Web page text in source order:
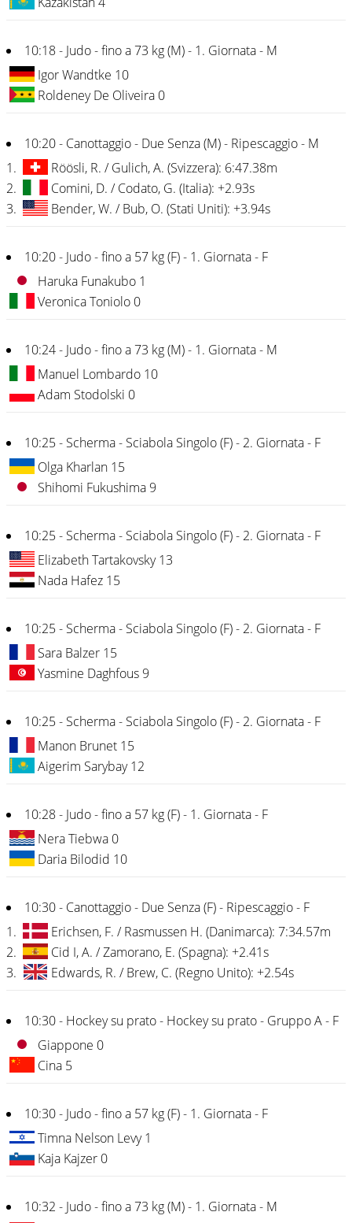
10:18 - Judo - fino a 73 kg (M) - 1. Giornata - M
Igor Wandtke 10
Roldeney De Oliveira 0
10:20 - Canottaggio - Due Senza (M) - Ripescaggio - M
1.
Röösli, R. / Gulich, A. (Svizzera): 6:47.38m
2.
Comini, D. / Codato, G. (Italia): +2.93s
3.
Bender, W. / Bub, O. (Stati Uniti): +3.94s
10:20 - Judo - fino a 57 kg (F) - 1. Giornata - F
Haruka Funakubo 1
Veronica Toniolo 0
10:24 - Judo - fino a 73 kg (M) - 1. Giornata - M
Manuel Lombardo 10
Adam Stodolski 0
10:25 - Scherma - Sciabola Singolo (F) - 2. Giornata - F
Olga Kharlan 15
Shihomi Fukushima 9
10:25 - Scherma - Sciabola Singolo (F) - 2. Giornata - F
Elizabeth Tartakovsky 13
Nada Hafez 15
10:25 - Scherma - Sciabola Singolo (F) - 2. Giornata - F
Sara Balzer 15
Yasmine Daghfous 9
10:25 - Scherma - Sciabola Singolo (F) - 2. Giornata - F
Manon Brunet 15
Aigerim Sarybay 12
10:28 - Judo - fino a 57 kg (F) - 1. Giornata - F
Nera Tiebwa 0
Daria Bilodid 10
10:30 - Canottaggio - Due Senza (F) - Ripescaggio - F
1.
Erichsen, F. / Rasmussen H. (Danimarca): 7:34.57m
2.
Cid I, A. / Zamorano, E. (Spagna): +2.41s
3.
Edwards, R. / Brew, C. (Regno Unito): +2.54s
10:30 - Hockey su prato - Hockey su prato - Gruppo A - F
Giappone 0
Cina 5
10:30 - Judo - fino a 57 kg (F) - 1. Giornata - F
Timna Nelson Levy 1
Kaja Kajzer 0
10:32 - Judo - fino a 73 kg (M) - 1. Giornata - M